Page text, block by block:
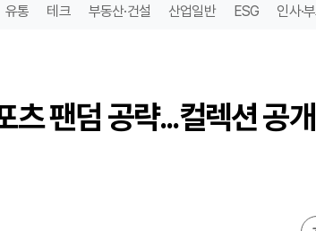
유통 테크 부동산·건설 산업일반 ESG 인사·
팬덤 공략...컬렉션 공개